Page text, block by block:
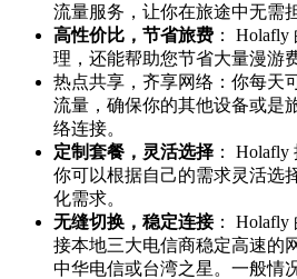
流量服务，让你在旅途中无需
高性价比，节省旅费 ：
理，还能帮助您节省大量漫游
热点共享，齐享网络：你每天
流量，确保你的其他设备或是
络连接。
定制套餐，灵活选择 ：
你可以根据自己的需求灵活选
化需求。
无缝切换，稳定连接： Holafly
接本地三大电信商稳定高速的
中华电信或台湾之星。一般情